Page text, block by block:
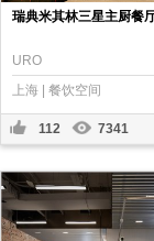
瑞典米其林三星主厨餐
URO
上海 | 餐饮空间
112 7341